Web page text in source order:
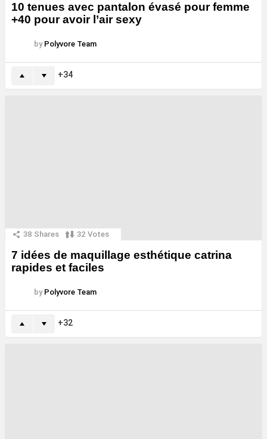
10 tenues avec pantalon évasé pour femme
+40 pour avoir l’air sexy
by Polyvore Team
34
38 Shares 32 Votes
7 idées de maquillage esthétique catrina
rapides et faciles
by Polyvore Team
32